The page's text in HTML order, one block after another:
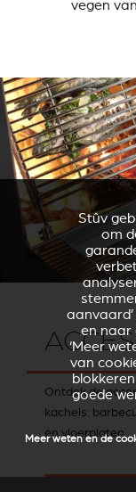
vegen
Ontdek de
kachels:
en vloerplaten.
Stûv
om
en naar
‘Meer
van
goede
Meer weten en de